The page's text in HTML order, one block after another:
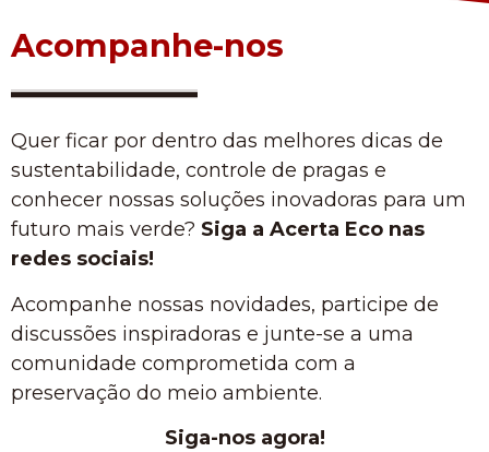
Acompanhe-nos
Quer ficar por dentro das melhores dicas de
sustentabilidade, controle de pragas e
conhecer nossas soluções inovadoras para um
futuro mais verde? Siga a Acerta Eco nas
redes sociais!
Acompanhe nossas novidades, participe de
discussões inspiradoras e junte-se a uma
comunidade comprometida com a
preservação do meio ambiente.
Siga-nos agora!